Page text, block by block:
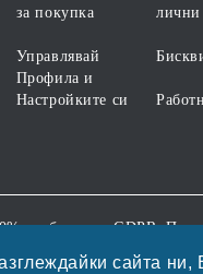
сайта
за покупка
Управлявай
Профила и
Настройките си
съобразен с GDPR.